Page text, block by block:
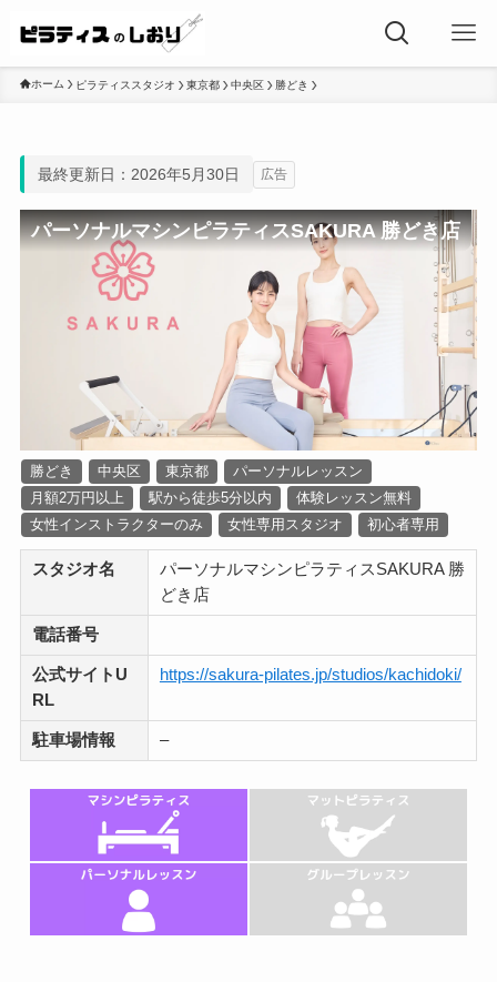
ホーム ピラティススタジオ 東京都 中央区 勝どき
最終更新日：2026年5月30日 広告
パーソナルマシンピラティスSAKURA 勝どき店
勝どき 中央区 東京都
パーソナルレッスン
月額2万円以上
駅から徒歩5分以内
体験レッスン無料
女性インストラクターのみ
女性専用スタジオ 初心者専用
スタジオ名
パーソナルマシンピラティスSAKURA 勝
どき店
電話番号
公式サイトU
RL
https://sakura-pilates.jp/studios/kachidoki/
駐車場情報 –